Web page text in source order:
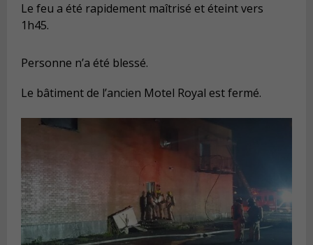
Le feu a été rapidement maîtrisé et éteint vers
1h45.
Personne n’a été blessé.
Le bâtiment de l’ancien Motel Royal est fermé.